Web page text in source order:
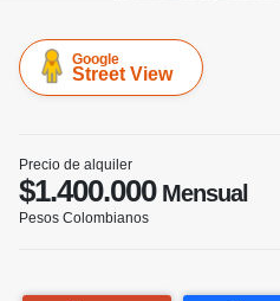
Google
Street View
Precio de alquiler
$1.400.000Mensual
Pesos Colombianos